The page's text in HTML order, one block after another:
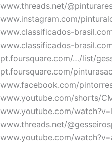
…/list/
shorts/